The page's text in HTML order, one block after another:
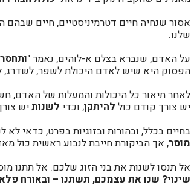
אסור שנחיה חיים דטרמיניסטיים, חיים
שלנו.
על האדם, שנברא בצלם א-לוהים, נאמר "
הפסוק היא שיש לאדם היכולת לשפר, לשדרג,
לאחר תיאור כל היכולות והמעלות של האדם,
יש צורך קודם כול להיתקן; וכדי לשנותיש
בחיים בכלל, ובהורות ובזוגיות בפרט, כדאי
מוסר, אך הביקורת חייבת לנבוע ראשית כול
אל תנסו לשנות את בני הזוג שלכם. אל תתנו
שינוי? שנו את עצמכם, תשתנו – ובאורח